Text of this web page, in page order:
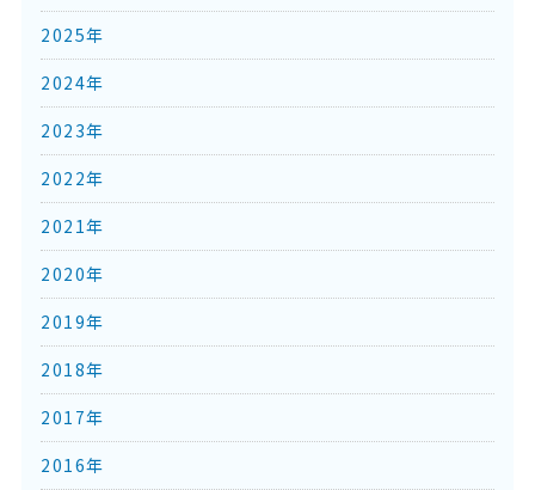
2025年
2024年
2023年
2022年
2021年
2020年
2019年
2018年
2017年
2016年